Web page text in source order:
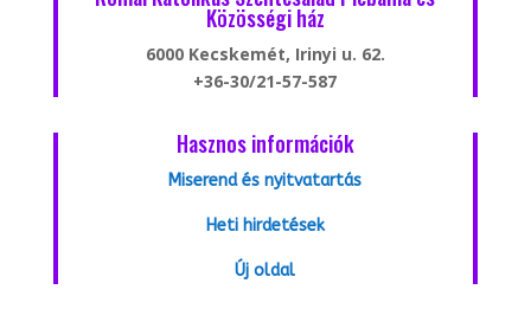
Közösségi ház
6000 Kecskemét, Irinyi u. 62.
+36-30/21-57-587
Hasznos információk
Miserend és nyitvatartás
Heti hirdetések
Új oldal